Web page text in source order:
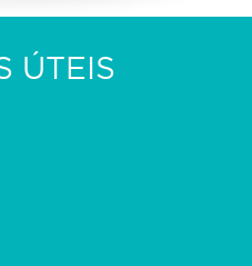
ÚTEIS